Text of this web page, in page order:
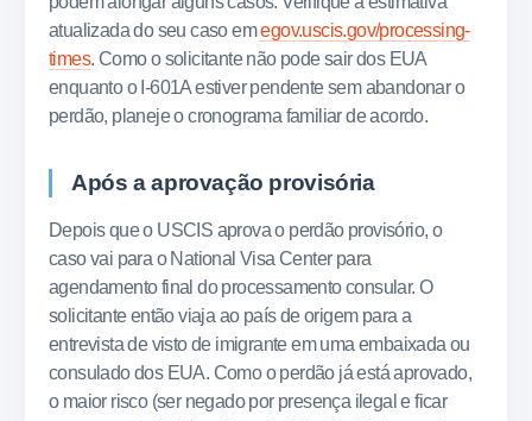
atualizada do seu caso emegov.uscis.gov/processing-
times. Como o solicitante não pode sair dos EUA
enquanto o I-601A estiver pendente sem abandonar o
perdão, planeje o cronograma familiar de acordo.
Após a aprovação provisória
Depois que o USCIS aprova o perdão provisório, o
caso vai para o National Visa Center para
agendamento final do processamento consular. O
solicitante então viaja ao país de origem para a
entrevista de visto de imigrante em uma embaixada ou
consulado dos EUA. Como o perdão já está aprovado,
o maior risco (ser negado por presença ilegal e ficar